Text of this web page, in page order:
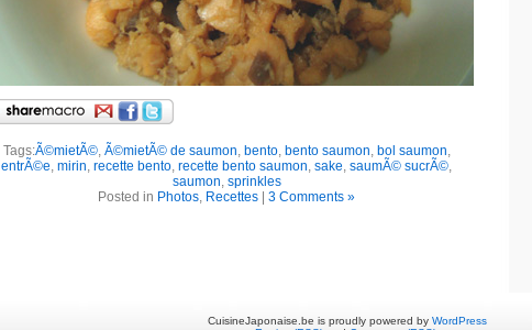
Tags:Ã©mietÃ©, Ã©mietÃ© de saumon, bento, bento saumon, bol saumon,
entrÃ©e, mirin, recette bento, recette bento saumon, sake, saumÃ© sucrÃ©,
saumon, sprinkles
Posted in Photos, Recettes 3 Comments »
CuisineJaponaise.be is proudly powered by WordPress